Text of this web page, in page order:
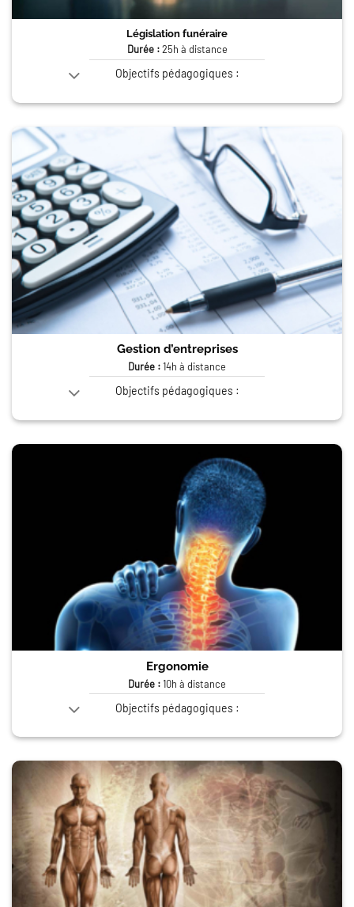
Législation funéraire
Durée :25h à distance
Objectifs pédagogiques :
Gestion d’entreprises
Durée :14h à distance
Objectifs pédagogiques :
Ergonomie
Durée :10h à distance
Objectifs pédagogiques :